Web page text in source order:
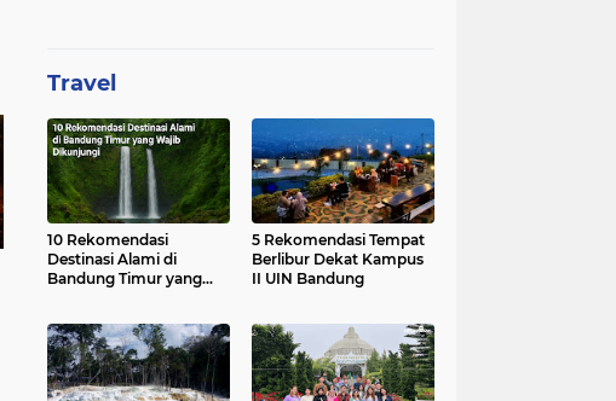
Travel
10 Rekomendasi
Destinasi Alami di
Bandung Timur yang
5 Rekomendasi Tempat
Berlibur Dekat Kampus
II UIN Bandung